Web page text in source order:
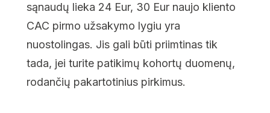
sąnaudų lieka 24 Eur, 30 Eur naujo kliento
CAC pirmo užsakymo lygiu yra
nuostolingas. Jis gali būti priimtinas tik
tada, jei turite patikimų kohortų duomenų,
rodančių pakartotinius pirkimus.